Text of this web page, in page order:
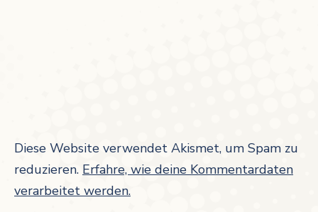
Diese Website verwendet Akismet, um Spam zu
reduzieren. Erfahre, wie deine Kommentardaten
verarbeitet werden.